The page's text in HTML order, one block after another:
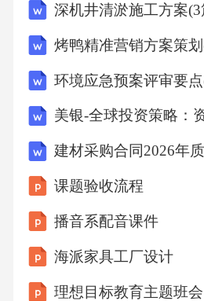
管理策略创面分阶段处理未
石洗剂或阿昔洛韦乳膏，破
液预防感染，合并细菌感染
膏，眼部疱疹需专用更昔洛
辅助急性期采用氦氖激光消
短波促进神经修复，每日1
温刺激导致皮损加重。免疫
疫，联合维生素B1和甲钴胺
觉功能恢复。局部治疗与并
苗接种指南4.疫苗机制与科
深机井清淤施工方案(3
烤鸭精准营销方案策
环境应急预案评审要
建材采购合同2026年
课题验收流程
播音系配音课件
海派家具工厂设计
理想目标教育主题班会